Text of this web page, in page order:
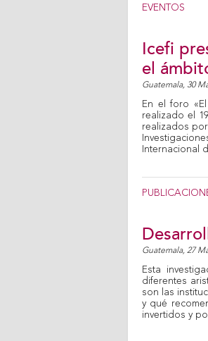
EVENTOS
Icefi
el
Guatemala, 30
En el foro
realizado el
realizados
Internacional
Guatemala, 27
Esta
diferentes
son las
y qué
invertidos y